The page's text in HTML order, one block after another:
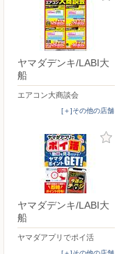
ヤマダデンキ/LABI大
船
エアコン大商談会
[＋]その他の店舗
ヤマダデンキ/LABI大
船
ヤマダアプリでポイ活